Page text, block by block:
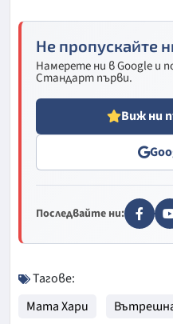
Не пропускайте
Намерете ни в Google и
Стандарт първи.
Виж ни
Последвайте ни:
Тагове:
Мата Хари